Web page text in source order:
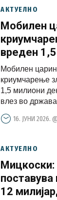
АКТУЕЛНО
Мобилен
вреден
Мобилен
криумчарење
1,5 милиони
влез во
16. ЈУНИ 2026.
АКТУЕЛНО
Мицкоски:
12